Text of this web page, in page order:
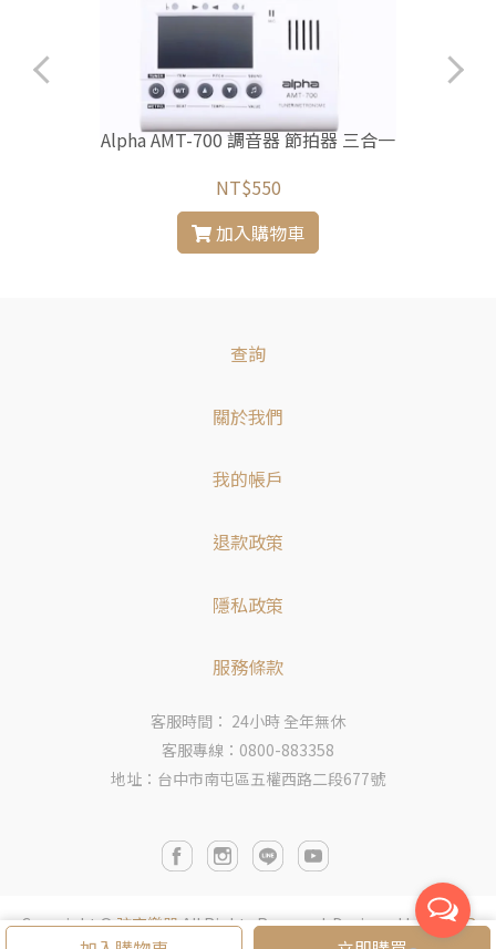
Alpha AMT-700 調音器 節拍器 三合一
NT$550
加入購物車
查詢
關於我們
我的帳戶
退款政策
隱私政策
服務條款
客服時間： 24小時 全年無休
客服專線：0800-883358
地址：台中市南屯區五權西路二段677號
Copyright ©弦宏樂器All Rights Reserved.Designed by CYBER